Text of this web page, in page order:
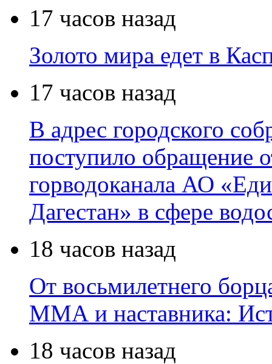
17 часов назад
Золото мира едет в
17 часов назад
В адрес городского
поступило обращение
горводоканала АО
Дагестан» в сфере
18 часов назад
От восьмилетнего
ММА и наставника:
18 часов назад